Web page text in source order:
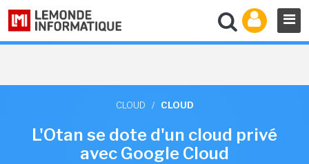
CLOUD / CLOUD
L'Otan se dote d'un cloud privé
avec Google Cloud